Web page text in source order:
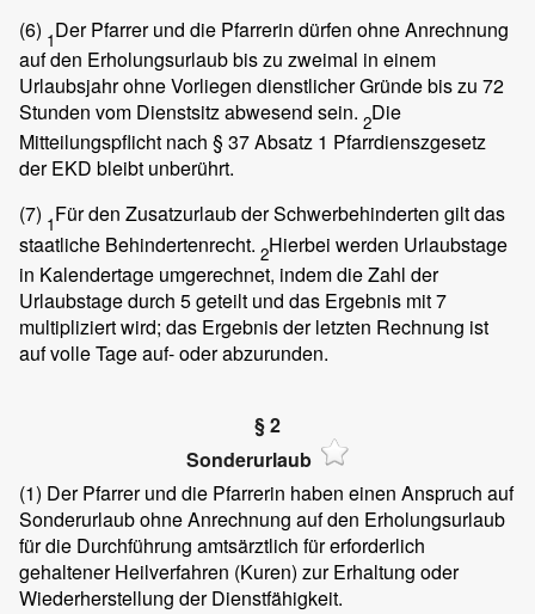
(6) 1Der Pfarrer und die Pfarrerin dürfen ohne Anrechnung
auf den Erholungsurlaub bis zu zweimal in einem
Urlaubsjahr ohne Vorliegen dienstlicher Gründe bis zu 72
Stunden vom Dienstsitz abwesend sein. 2Die
Mitteilungspflicht nach § 37 Absatz 1 Pfarrdienszgesetz
der EKD bleibt unberührt.
(7) 1Für den Zusatzurlaub der Schwerbehinderten gilt das
staatliche Behindertenrecht. 2Hierbei werden Urlaubstage
in Kalendertage umgerechnet, indem die Zahl der
Urlaubstage durch 5 geteilt und das Ergebnis mit 7
multipliziert wird; das Ergebnis der letzten Rechnung ist
auf volle Tage auf- oder abzurunden.
§ 2
Sonderurlaub
(1) Der Pfarrer und die Pfarrerin haben einen Anspruch auf
Sonderurlaub ohne Anrechnung auf den Erholungsurlaub
für die Durchführung amtsärztlich für erforderlich
gehaltener Heilverfahren (Kuren) zur Erhaltung oder
Wiederherstellung der Dienstfähigkeit.